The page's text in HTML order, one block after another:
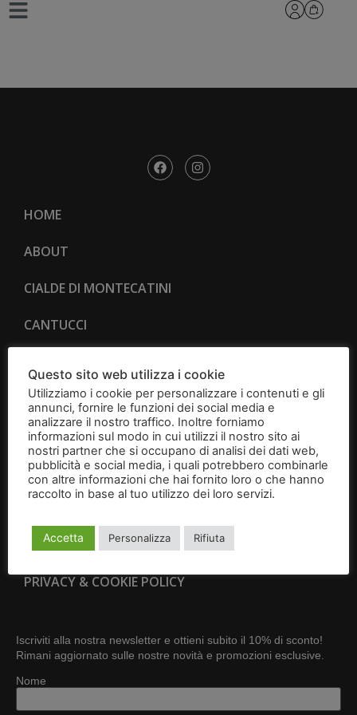
8Z6A1151.resized
HOME
ABOUT
CIALDE DI MONTECATINI
CANTUCCI
IDEE REGALO
CONTATTI
CONDIZIONI GENERALI DI VENDITA
DIVENTA RIVENDITORE
PRIVACY & COOKIE POLICY
Iscriviti alla nostra newsletter e ottieni subito il 10% di sconto!
Rimani aggiornato sulle nostre novità e promozioni esclusive.
Nome
Questo sito web utilizza i cookie
Utilizziamo i cookie per personalizzare i contenuti e gli
annunci, fornire le funzioni dei social media e
analizzare il nostro traffico. Inoltre forniamo
informazioni sul modo in cui utilizzi il nostro sito ai
nostri partner che si occupano di analisi dei dati web,
pubblicità e social media, i quali potrebbero combinarle
con altre informazioni che hai fornito loro o che hanno
raccolto in base al tuo utilizzo dei loro servizi.
Accetta Personalizza Rifiuta